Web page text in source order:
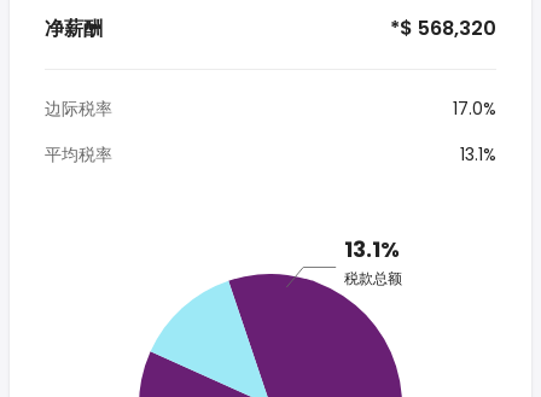
净薪酬 *$ 568,320
边际税率
17.0%
平均税率
13.1%
13.1%
税款总额